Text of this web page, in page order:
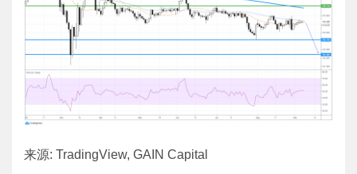
来源: TradingView, GAIN Capital